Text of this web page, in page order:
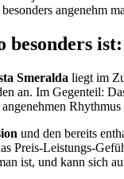
angenehm
besonders
Smeralda liegt im
an. Im Gegenteil:
und den bereits
Preis-Leistungs-
ist, und kann sich